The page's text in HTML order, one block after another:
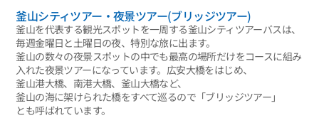
釜山シティツアー・夜景ツアー(ブリッジツアー)
釜山を代表する観光スポットを一周する釜山シティツアーバスは、
毎週金曜日と土曜日の夜、特別な旅に出ます。
釜山の数々の夜景スポットの中でも最高の場所だけをコースに組み
入れた夜景ツアーになっています。広安大橋をはじめ、
釜山港大橋、南港大橋、釜山大橋など、
釜山の海に架けられた橋をすべて巡るので「ブリッジツアー」
とも呼ばれています。